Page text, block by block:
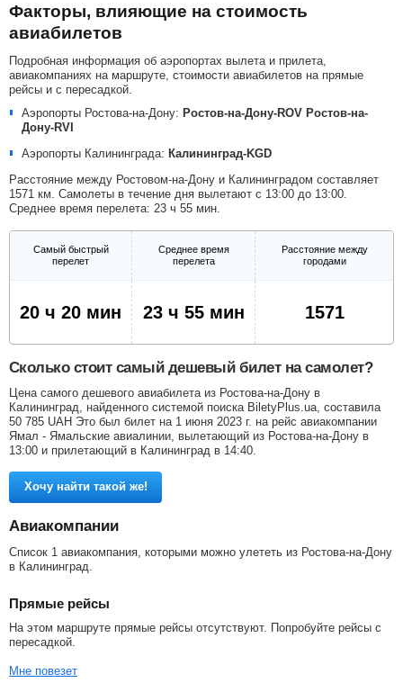
Факторы, влияющие на стоимость
авиабилетов
Подробная информация об аэропортах вылета и прилета,
авиакомпаниях на маршруте, стоимости авиабилетов на прямые
рейсы и с пересадкой.
Аэропорты Ростова-на-Дону: Ростов-на-Дону-ROV Ростов-на-
Дону-RVI
Аэропорты Калининграда: Калининград-KGD
Расстояние между Ростовом-на-Дону и Калининградом составляет
1571 км. Самолеты в течение дня вылетают с 13:00 до 13:00.
Среднее время перелета: 23 ч 55 мин.
Самый быстрый
перелет
Среднее время
перелета
Расстояние между
городами
20 ч 20 мин 23 ч 55 мин 1571
Сколько стоит самый дешевый билет на самолет?
Цена самого дешевого авиабилета из Ростова-на-Дону в
Калининград, найденного системой поиска BiletyPlus.ua, составила
50 785 UAH Это был билет на 1 июня 2023 г. на рейс авиакомпании
Ямал - Ямальские авиалинии, вылетающий из Ростова-на-Дону в
13:00 и прилетающий в Калининград в 14:40.
Хочу найти такой же!
Авиакомпании
Список 1 авиакомпания, которыми можно улететь из Ростова-на-Дону
в Калининград.
Прямые рейсы
На этом маршруте прямые рейсы отсутствуют. Попробуйте рейсы с
пересадкой.
Мне повезет